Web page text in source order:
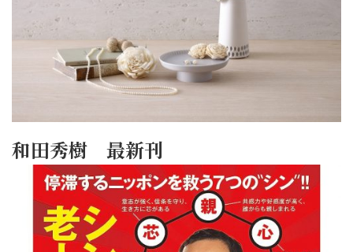
和田秀樹 最新刊